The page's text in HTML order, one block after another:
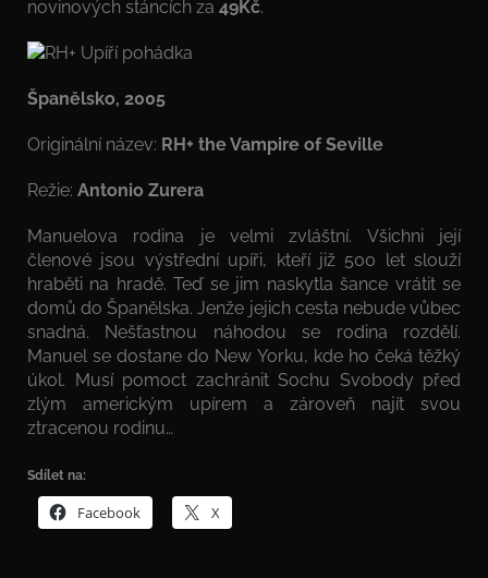
novinových stáncích za 49Kč.
Španělsko, 2005
Originální název: RH+ the Vampire of Seville
Režie: Antonio Zurera
Manuelova rodina je velmi zvláštní. Všichni její
členové jsou výstřední upíři, kteří již 500 let slouží
hraběti na hradě. Teď se jim naskytla šance vrátit se
domů do Španělska. Jenže jejich cesta nebude vůbec
snadná. Nešťastnou náhodou se rodina rozdělí.
Manuel se dostane do New Yorku, kde ho čeká těžký
úkol. Musí pomoct zachránit Sochu Svobody před
zlým americkým upírem a zároveň najít svou
ztracenou rodinu…
Sdílet na:
Facebook X